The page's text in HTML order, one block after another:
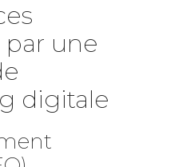
par une
digitale